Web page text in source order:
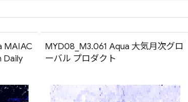
MAIAC
Daily
MYD08_M3.061 Aqua 大気月次グロ
ーバル プロダクト